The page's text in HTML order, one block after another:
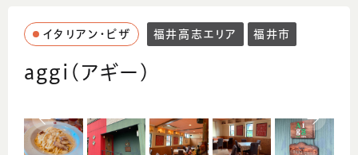
イタリアン・ピザ 福井高志エリア 福井市
aggi(アギー)